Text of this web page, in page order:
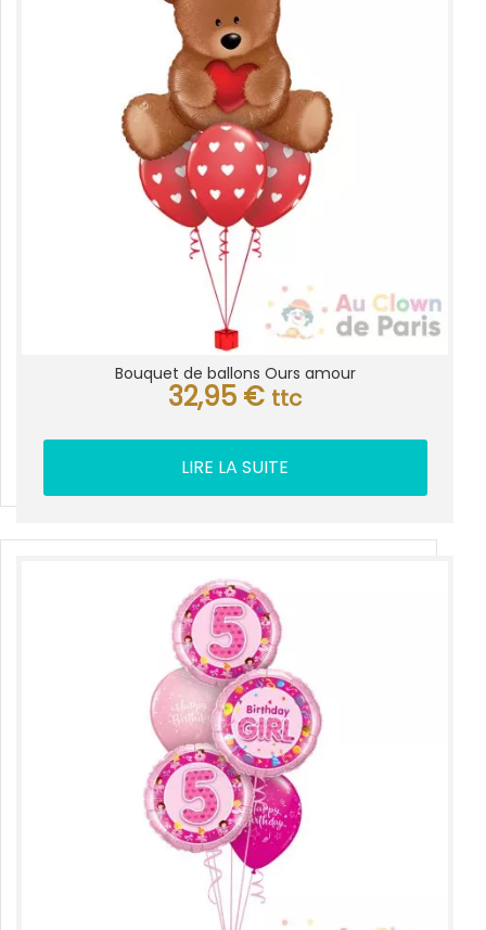
Bouquet de ballons Ours amour
32,95 € ttc
LIRE LA SUITE